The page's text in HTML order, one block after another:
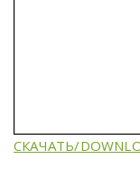
СКАЧАТЬ/